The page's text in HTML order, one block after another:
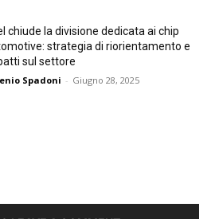
chiude la divisione dedicata ai chip
strategia di riorientamento e
sul settore
Spadoni - Giugno 28, 2025